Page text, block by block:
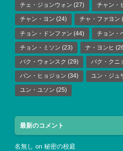
チェ・ジョンウォン (27) チャン・
チャン・ヨン (24) チャ・ファヨン
チョン・ドンファン (44) チョン・
チョン・ミソン (23) ナ・ヨンヒ
パク・ウォンスク (29) パク・クニ
パン・ヒョジョン (34) ユン・ジュ
ユン・ユソン (25)
最新のコメント
名無し on 秘密の校庭